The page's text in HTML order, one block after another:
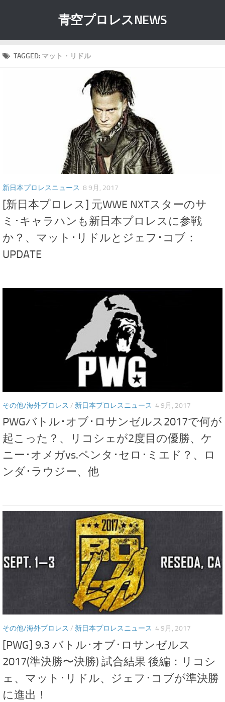
青空プロレスNEWS
TAGGED: マット・リドル
新日本プロレスニュース 8 9月, 2017
[新日本プロレス] 元WWE NXTスターのサ
ミ･キャラハンも新日本プロレスに参戦
か？、マット･リドルとジェフ･コブ：
UPDATE
その他/海外プロレス / 新日本プロレスニュース 4 9月, 2017
PWGバトル･オブ･ロサンゼルス2017で何が
起こった？、リコシェが2度目の優勝、ケ
ニー･オメガvs.ペンタ･セロ･ミエド？、ロ
ンダ･ラウジー、他
その他/海外プロレス / 新日本プロレスニュース 4 9月, 2017
[PWG] 9.3 バトル･オブ･ロサンゼルス
2017(準決勝〜決勝) 試合結果 後編：リコシ
ェ、マット･リドル、ジェフ･コブが準決勝
に進出！